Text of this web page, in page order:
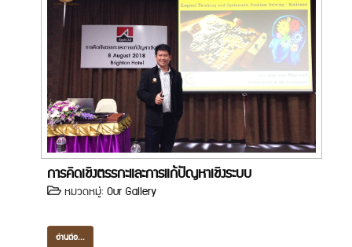
การคิดเชิงตรรกะและการแก้ปัญหาเชิงระบบ
หมวดหมู่:Our Gallery
อ่านต่อ...